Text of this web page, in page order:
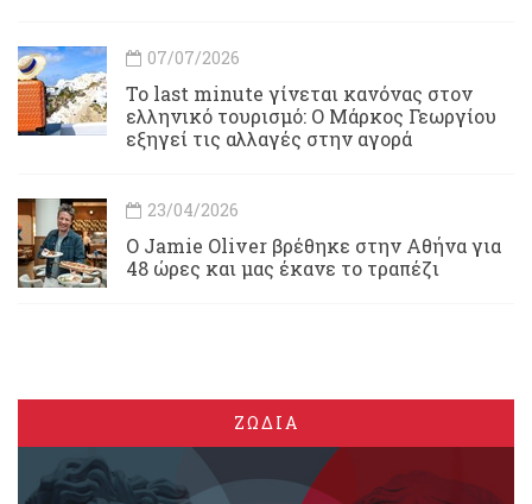
07/07/2026
Το last minute γίνεται κανόνας στον
ελληνικό τουρισμό: Ο Μάρκος Γεωργίου
εξηγεί τις αλλαγές στην αγορά
23/04/2026
Ο Jamie Oliver βρέθηκε στην Αθήνα για
48 ώρες και μας έκανε το τραπέζι
ΖΩΔΙΑ